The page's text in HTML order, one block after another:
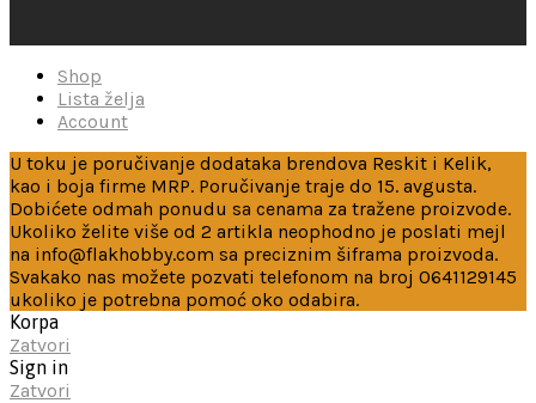
Shop
Lista želja
Account
U toku je poručivanje dodataka brendova Reskit i Kelik,
kao i boja firme MRP. Poručivanje traje do 15. avgusta.
Dobićete odmah ponudu sa cenama za tražene proizvode.
Ukoliko želite više od 2 artikla neophodno je poslati mejl
na info@flakhobby.com sa preciznim šiframa proizvoda.
Svakako nas možete pozvati telefonom na broj 0641129145
ukoliko je potrebna pomoć oko odabira.
Korpa
Zatvori
Sign in
Zatvori